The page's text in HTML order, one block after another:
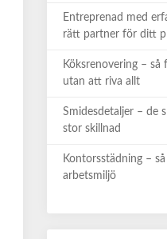
Entreprenad med
rätt partner för ditt
Köksrenovering –
utan att riva allt
Smidesdetaljer – de
stor skillnad
Kontorsstädning –
arbetsmiljö